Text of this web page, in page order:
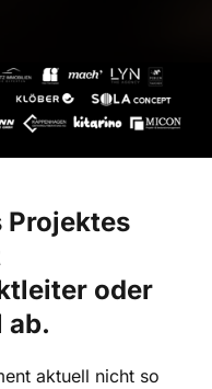
Projektes
oder
ab.
aktuell nicht so